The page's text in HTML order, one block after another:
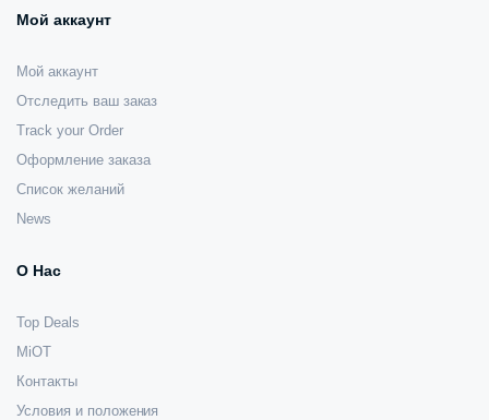
Мой аккаунт
Мой аккаунт
Отследить ваш заказ
Track your Order
Оформление заказа
Список желаний
News
О Нас
Top Deals
MiOT
Контакты
Условия и положения